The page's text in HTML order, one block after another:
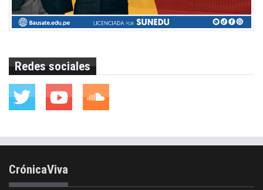
Redes sociales
CrónicaViva